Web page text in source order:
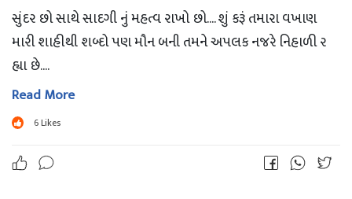
સુંદર છો સાથે સાદગી નું મહત્વ રાખો છો.... શું કરૂં તમારા વખાણ
મારી શાહીથી શબ્દો પણ મૌન બની તમને અપલક નજરે નિહાળી ર
હ્યા છે....
Read More
6Likes